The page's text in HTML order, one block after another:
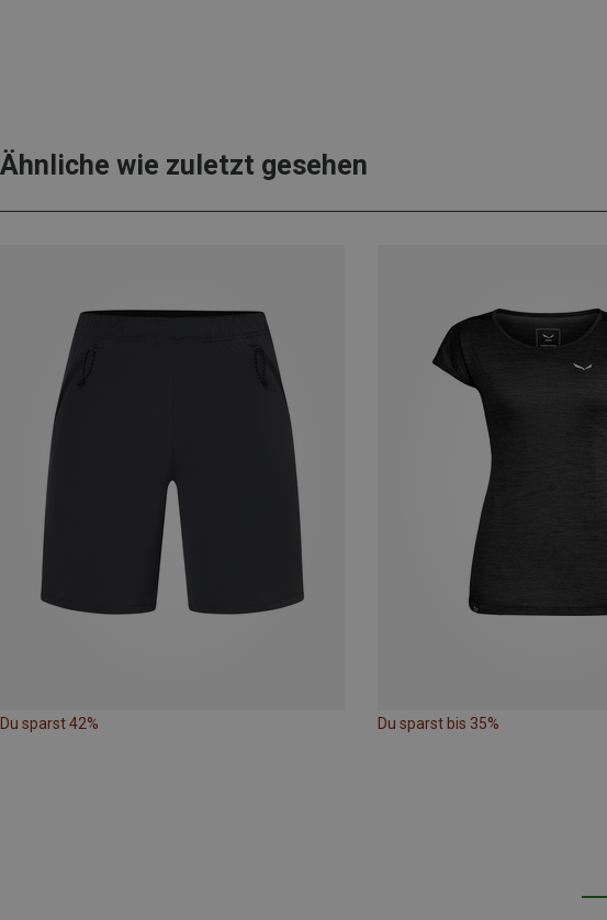
Ähnliche wie zuletzt gesehen
Du sparst 42% Du sparst bis 35%